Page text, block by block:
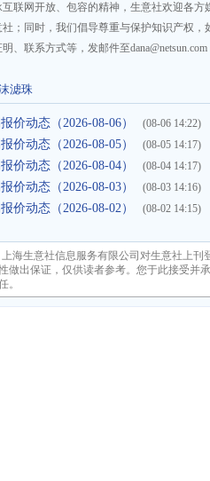
互联网开放、包容的精神，生意社欢迎各
；同时，我们倡导尊重与保护知识产权，
、联系方式等，发邮件至
滤珠
价动态（2026-08-06） (08-06 14:22)
价动态（2026-08-05） (08-05 14:17)
价动态（2026-08-04） (08-04 14:17)
价动态（2026-08-03） (08-03 14:16)
价动态（2026-08-02） (08-02 14:15)
上海生意社信息服务有限公司对生意社上
做出保证，仅供读者参考。您于此接受并
。